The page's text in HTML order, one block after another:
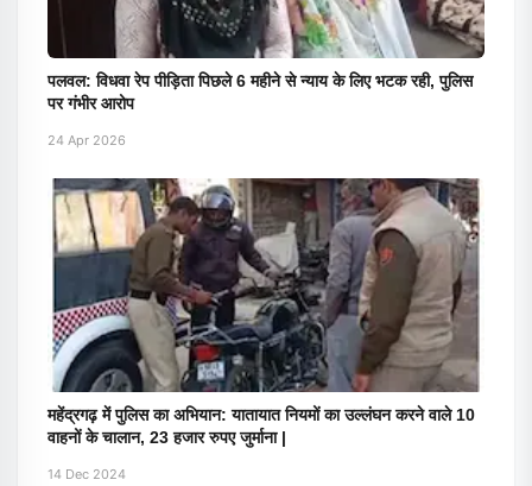
पलवल: विधवा रेप पीड़िता पिछले 6 महीने से न्याय के लिए भटक रही, पुलिस
पर गंभीर आरोप
24 Apr 2026
महेंद्रगढ़ में पुलिस का अभियान: यातायात नियमों का उल्लंघन करने वाले 10
वाहनों के चालान, 23 हजार रुपए जुर्माना |
14 Dec 2024